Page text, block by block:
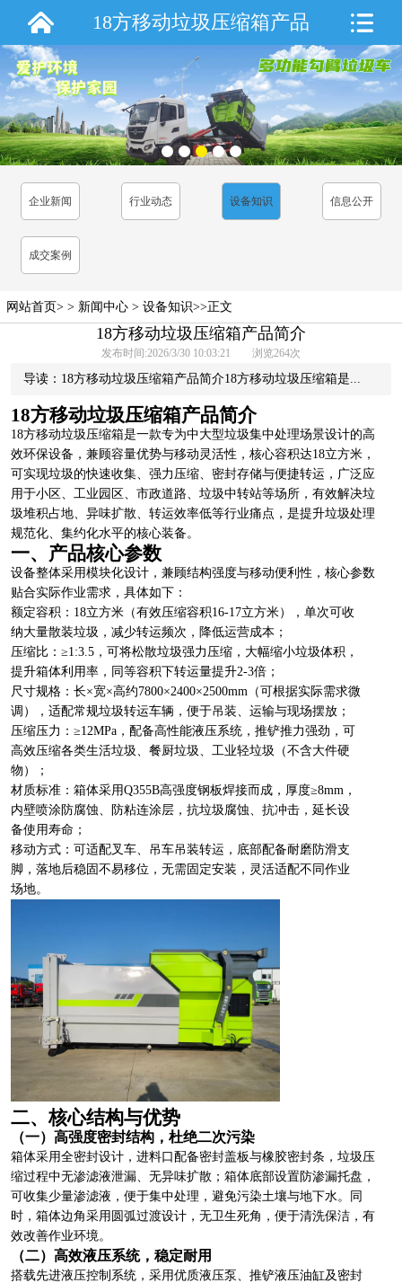
18方移动垃圾压缩箱产品
简介
企业新闻 行业动态 设备知识 信息公开
成交案例
网站首页> > 新闻中心 > 设备知识>>正文
18方移动垃圾压缩箱产品简介
发布时间:2026/3/30 10:03:21 浏览264次
导读：18方移动垃圾压缩箱产品简介18方移动垃圾压缩箱是...
18方移动垃圾压缩箱产品简介
18方移动垃圾压缩箱是一款专为中大型垃圾集中处理场景设计的高
效环保设备，兼顾容量优势与移动灵活性，核心容积达18立方米，
可实现垃圾的快速收集、强力压缩、密封存储与便捷转运，广泛应
用于小区、工业园区、市政道路、垃圾中转站等场所，有效解决垃
圾堆积占地、异味扩散、转运效率低等行业痛点，是提升垃圾处理
规范化、集约化水平的核心装备。
一、产品核心参数
设备整体采用模块化设计，兼顾结构强度与移动便利性，核心参数
贴合实际作业需求，具体如下：
额定容积：18立方米（有效压缩容积16-17立方米），单次可收
纳大量散装垃圾，减少转运频次，降低运营成本；
压缩比：≥1:3.5，可将松散垃圾强力压缩，大幅缩小垃圾体积，
提升箱体利用率，同等容积下转运量提升2-3倍；
尺寸规格：长×宽×高约7800×2400×2500mm（可根据实际需求微
调），适配常规垃圾转运车辆，便于吊装、运输与现场摆放；
压缩压力：≥12MPa，配备高性能液压系统，推铲推力强劲，可
高效压缩各类生活垃圾、餐厨垃圾、工业轻垃圾（不含大件硬
物）；
材质标准：箱体采用Q355B高强度钢板焊接而成，厚度≥8mm，
内壁喷涂防腐蚀、防粘连涂层，抗垃圾腐蚀、抗冲击，延长设
备使用寿命；
移动方式：可适配叉车、吊车吊装转运，底部配备耐磨防滑支
脚，落地后稳固不易移位，无需固定安装，灵活适配不同作业
场地。
二、核心结构与优势
（一）高强度密封结构，杜绝二次污染
箱体采用全密封设计，进料口配备密封盖板与橡胶密封条，垃圾压
缩过程中无渗滤液泄漏、无异味扩散；箱体底部设置防渗漏托盘，
可收集少量渗滤液，便于集中处理，避免污染土壤与地下水。同
时，箱体边角采用圆弧过渡设计，无卫生死角，便于清洗保洁，有
效改善作业环境。
（二）高效液压系统，稳定耐用
搭载先进液压控制系统，采用优质液压泵、推铲液压油缸及密封